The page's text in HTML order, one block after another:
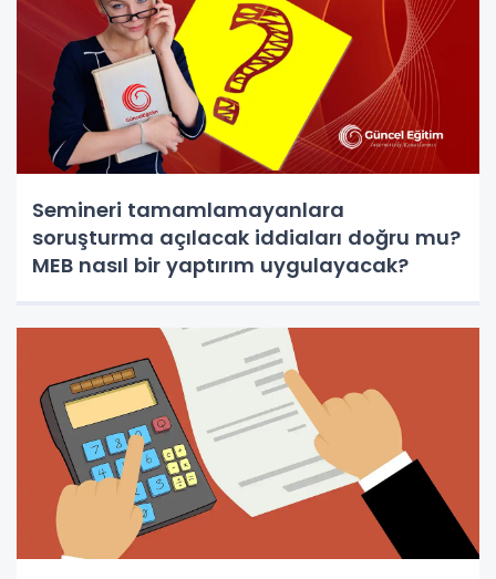
Semineri tamamlamayanlara
soruşturma açılacak iddiaları doğru mu?
MEB nasıl bir yaptırım uygulayacak?